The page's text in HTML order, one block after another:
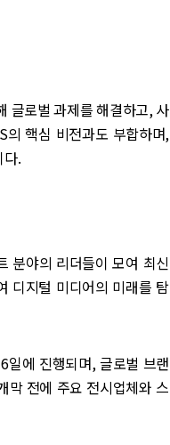
글로벌 과제를 해결하고, 사
의 핵심 비전과도 부합하며,
다.
분야의 리더들이 모여 최신
디지털 미디어의 미래를 탐
에 진행되며, 글로벌 브랜
막 전에 주요 전시업체와 스